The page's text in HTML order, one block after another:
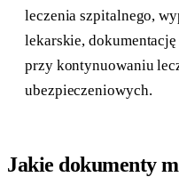
leczenia szpitalnego,
lekarskie,
przy kontynuowaniu
ubezpieczeniowych.
Jakie dokumenty